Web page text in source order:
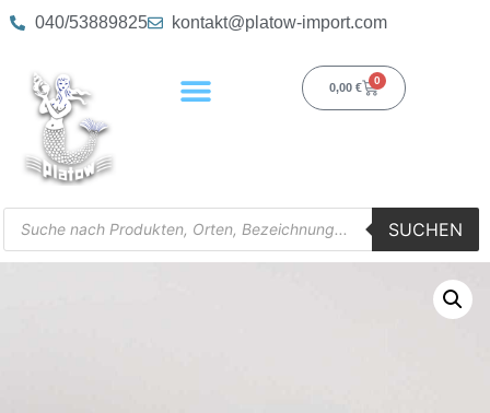
040/53889825 kontakt@platow-import.com
0,00 €
0
SUCHEN